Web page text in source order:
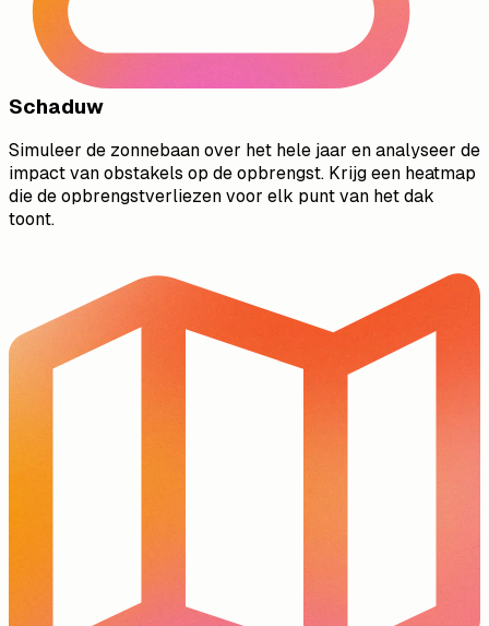
Schaduw
Simuleer de zonnebaan over het hele jaar en analyseer de
impact van obstakels op de opbrengst. Krijg een heatmap
die de opbrengstverliezen voor elk punt van het dak
toont.